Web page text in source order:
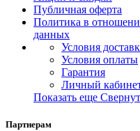
Публичная оферта
Политика в
данных
Условия
Условия оплаты
Гарантия
Личный
Показать еще
Партнерам